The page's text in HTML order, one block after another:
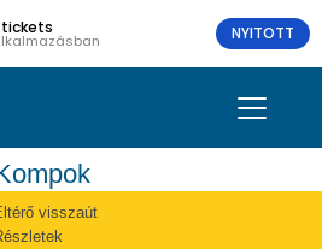
tickets NYITOTT
visszaút